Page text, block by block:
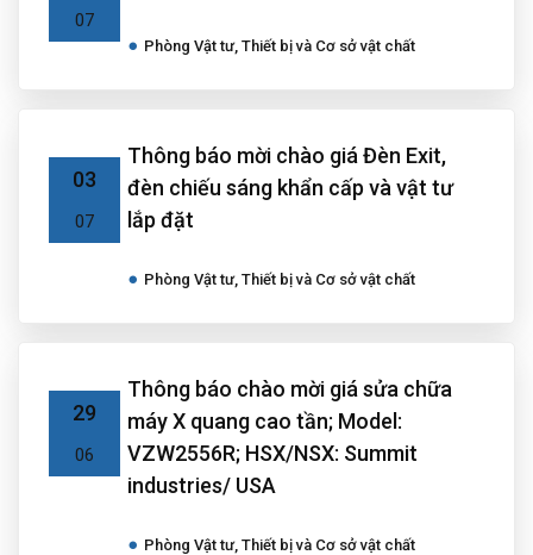
07
Phòng Vật tư, Thiết bị và Cơ sở vật chất
03
07
Thông báo mời chào giá Đèn Exit,
đèn chiếu sáng khẩn cấp và vật tư
lắp đặt
Phòng Vật tư, Thiết bị và Cơ sở vật chất
29
06
Thông báo chào mời giá sửa chữa
máy X quang cao tần; Model:
VZW2556R; HSX/NSX: Summit
industries/ USA
Phòng Vật tư, Thiết bị và Cơ sở vật chất